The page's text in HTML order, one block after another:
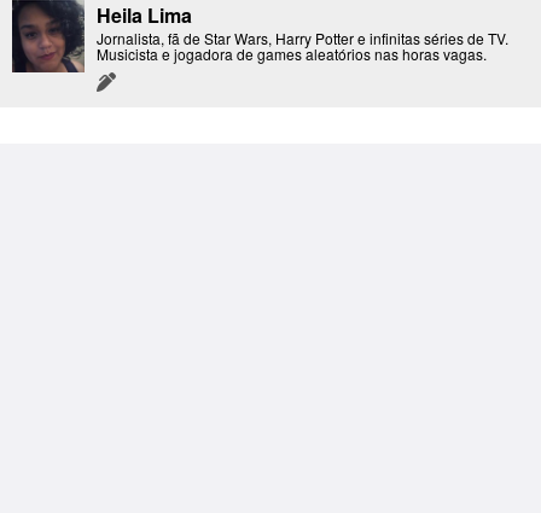
Heila Lima
Jornalista, fã de Star Wars, Harry Potter e infinitas séries de TV.
Musicista e jogadora de games aleatórios nas horas vagas.